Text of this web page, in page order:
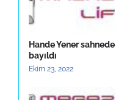
Hande Yener sahnede
bayıldı
Ekim 23, 2022